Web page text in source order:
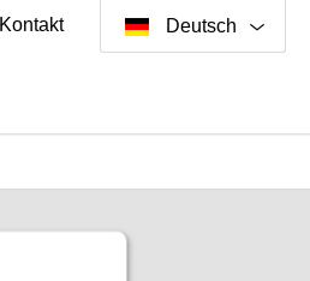
Kontakt Deutsch